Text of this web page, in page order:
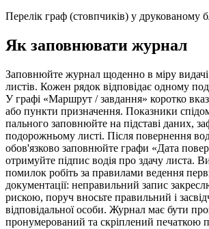
Перелік граф (стовпчиків) у друкованому
Як заповнювати журнал
Заповнюйте журнал щоденно в міру
листів. Кожен рядок відповідає одному
У графі «Маршрут / завдання» коротко
або пункти призначення. Показники
пального заповнюйте на підставі даних,
подорожньому листі. Після повернення
обов'язково заповнюйте графи «Дата
отримуйте підпис водія про здачу листа.
помилок робіть за правилами ведення
документації: неправильний запис
рискою, поруч вносьте правильний і
відповідальної особи. Журнал має бути
пронумерований та скріплений печаткою